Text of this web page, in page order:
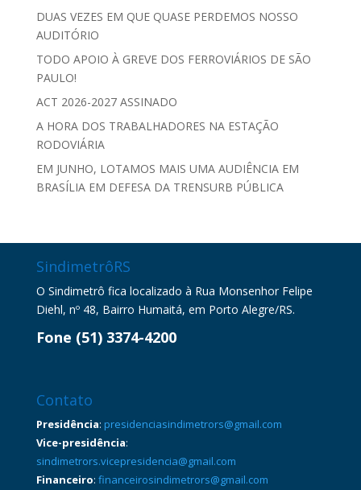
DUAS VEZES EM QUE QUASE PERDEMOS NOSSO
AUDITÓRIO
TODO APOIO À GREVE DOS FERROVIÁRIOS DE SÃO
PAULO!
ACT 2026-2027 ASSINADO
A HORA DOS TRABALHADORES NA ESTAÇÃO
RODOVIÁRIA
EM JUNHO, LOTAMOS MAIS UMA AUDIÊNCIA EM
BRASÍLIA EM DEFESA DA TRENSURB PÚBLICA
SindimetrôRS
O Sindimetrô fica localizado à Rua Monsenhor Felipe
Diehl, nº 48, Bairro Humaitá, em Porto Alegre/RS.
Fone (51) 3374-4200
Contato
Presidência: presidenciasindimetrors@gmail.com
Vice-presidência:
sindimetrors.vicepresidencia@gmail.com
Financeiro: financeirosindimetrors@gmail.com